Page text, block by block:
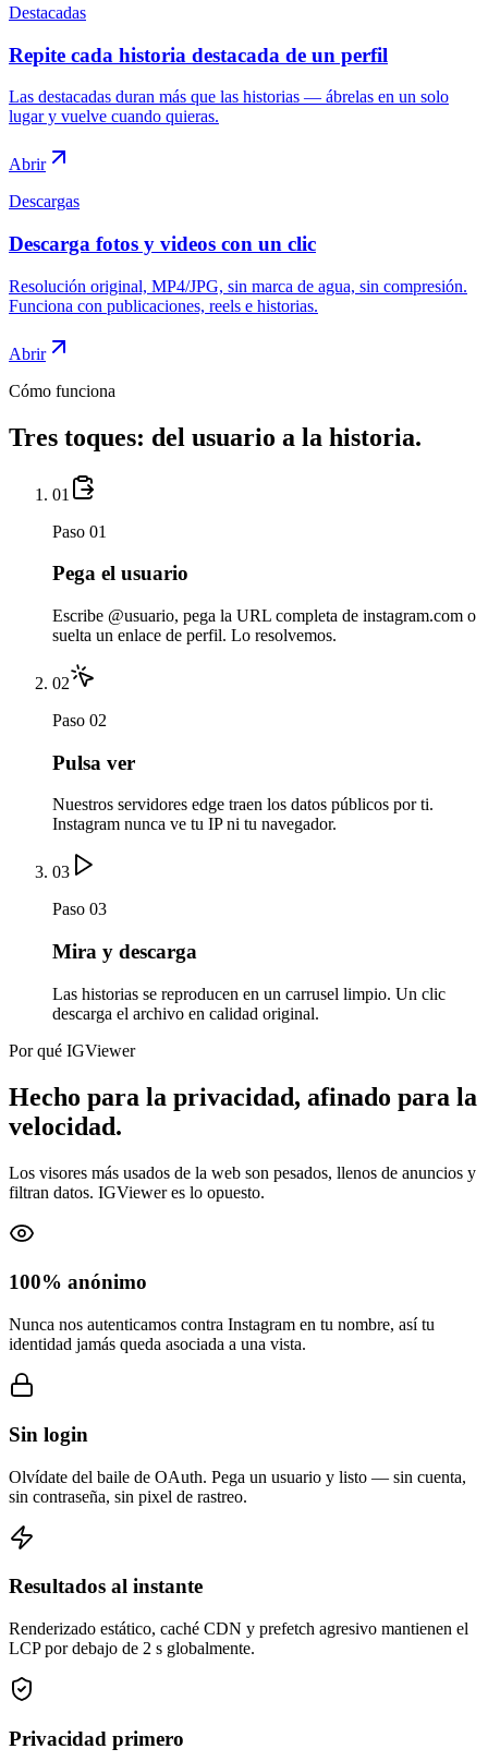
Destacadas
Repite cada historia destacada de un perfil
Las destacadas duran más que las historias — ábrelas en un solo
lugar y vuelve cuando quieras.
Abrir
Descargas
Descarga fotos y videos con un clic
Resolución original, MP4/JPG, sin marca de agua, sin compresión.
Funciona con publicaciones, reels e historias.
Abrir
Cómo funciona
Tres toques: del usuario a la historia.
01
Paso 01
Pega el usuario
Escribe @usuario, pega la URL completa de instagram.com o
suelta un enlace de perfil. Lo resolvemos.
02
Paso 02
Pulsa ver
Nuestros servidores edge traen los datos públicos por ti.
Instagram nunca ve tu IP ni tu navegador.
03
Paso 03
Mira y descarga
Las historias se reproducen en un carrusel limpio. Un clic
descarga el archivo en calidad original.
Por qué IGViewer
Hecho para la privacidad, afinado para la
velocidad.
Los visores más usados de la web son pesados, llenos de anuncios y
filtran datos. IGViewer es lo opuesto.
100% anónimo
Nunca nos autenticamos contra Instagram en tu nombre, así tu
identidad jamás queda asociada a una vista.
Sin login
Olvídate del baile de OAuth. Pega un usuario y listo — sin cuenta,
sin contraseña, sin pixel de rastreo.
Resultados al instante
Renderizado estático, caché CDN y prefetch agresivo mantienen el
LCP por debajo de 2 s globalmente.
Privacidad primero